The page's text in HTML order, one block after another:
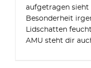
aufgetragen sieht
Besonderheit
Lidschatten
AMU steht dir